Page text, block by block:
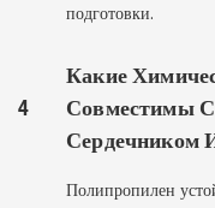
подготовки.
4
Какие
Совместимы
Сердечником
Полипропилен